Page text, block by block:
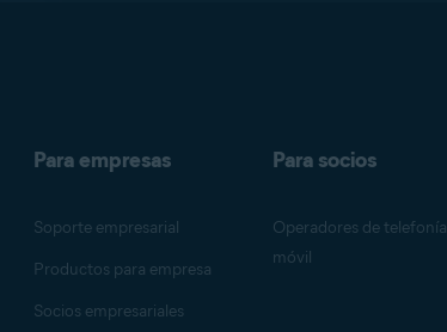
Para empresas
Soporte empresarial
Productos para empresa
Socios empresariales
Para socios
Operadores de telefonía
móvil